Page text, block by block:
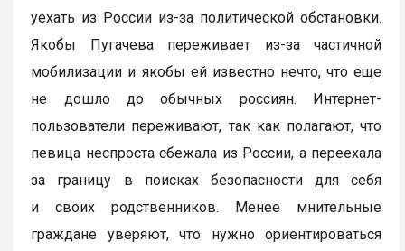
уехать из России из-за политической обстановки.
Якобы Пугачева переживает из-за частичной
мобилизации и якобы ей известно нечто, что еще
не дошло до обычных россиян. Интернет-
пользователи переживают, так как полагают, что
певица неспроста сбежала из России, а переехала
за границу в поисках безопасности для себя
и своих родственников. Менее мнительные
граждане уверяют, что нужно ориентироваться